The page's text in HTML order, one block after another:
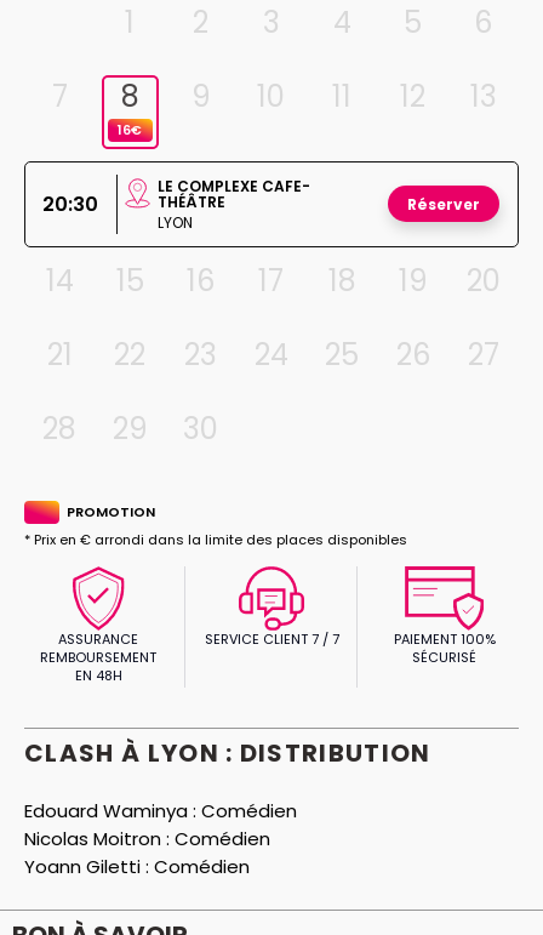
1 2 3 4 5
6
7
8
16€
9 10 11 12 13
20:30
LE COMPLEXE CAFE-
THÉÂTRE
LYON
Réserver
14 15 16 17 18 19
20
21
22 23 24 25 26
27
28
29 30
PROMOTION
* Prix en € arrondi dans la limite des places disponibles
ASSURANCE
REMBOURSEMENT
EN 48H
SERVICE CLIENT 7 / 7
PAIEMENT 100%
SÉCURISÉ
CLASH À LYON : DISTRIBUTION
Edouard Waminya : Comédien
Nicolas Moitron : Comédien
Yoann Giletti : Comédien